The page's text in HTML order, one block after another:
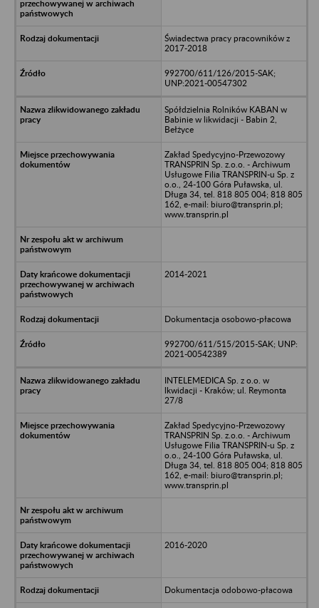
Świadectwa pracy pracowników z
2017-2018
992700/611/126/2015-SAK;
UNP:2021-00547302
Spółdzielnia Rolników KABAN w
Babinie w likwidacji - Babin 2,
Bełżyce
Zakład Spedycyjno-Przewozowy
TRANSPRIN Sp. z.o.o. - Archiwum
Usługowe Filia TRANSPRIN-u Sp. z
o.o., 24-100 Góra Puławska, ul.
Długa 34, tel. 818 805 004; 818 805
162, e-mail: biuro@transprin.pl;
www.transprin.pl
2014-2021
Dokumentacja osobowo-płacowa
992700/611/515/2015-SAK; UNP:
2021-00542389
INTELEMEDICA Sp. z o.o. w
lkwidacji - Kraków; ul. Reymonta
27/8
Zakład Spedycyjno-Przewozowy
TRANSPRIN Sp. z.o.o. - Archiwum
Usługowe Filia TRANSPRIN-u Sp. z
o.o., 24-100 Góra Puławska, ul.
Długa 34, tel. 818 805 004; 818 805
162, e-mail: biuro@transprin.pl;
www.transprin.pl
2016-2020
Dokumentacja odobowo-płacowa